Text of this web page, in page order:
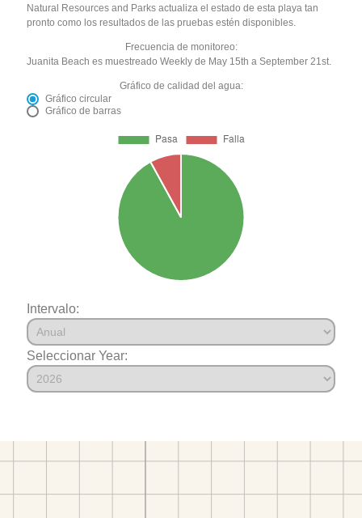
Natural Resources and Parks actualiza el estado de esta playa tan
pronto como los resultados de las pruebas estén disponibles.
Frecuencia de monitoreo:
Juanita Beach es muestreado Weekly de May 15th a September 21st.
Gráfico de calidad del agua:
Gráfico circular
Gráfico de barras
Intervalo:
Seleccionar Year: